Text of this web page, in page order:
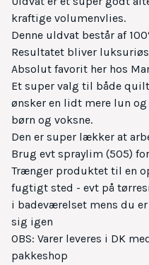
kraftige volumenvlies.
Denne uldvat består af
Resultatet bliver
Absolut favorit her hos
Et super valg til både
ønsker en lidt mere lun
børn og voksne.
Den er super lækker at
Brug evt spraylim (505)
Trænger produktet til en
fugtigt sted - evt på
i badeværelset mens du
sig igen
OBS: Varer leveres i DK
pakkeshop